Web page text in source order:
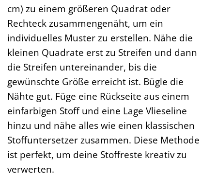
cm) zu einem größeren Quadrat oder
Rechteck zusammengenäht, um ein
individuelles Muster zu erstellen. Nähe die
kleinen Quadrate erst zu Streifen und dann
die Streifen untereinander, bis die
gewünschte Größe erreicht ist. Bügle die
Nähte gut. Füge eine Rückseite aus einem
einfarbigen Stoff und eine Lage Vlieseline
hinzu und nähe alles wie einen klassischen
Stoffuntersetzer zusammen. Diese Methode
ist perfekt, um deine Stoffreste kreativ zu
verwerten.